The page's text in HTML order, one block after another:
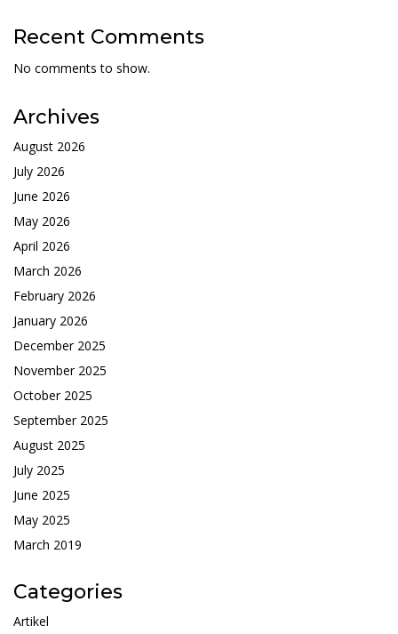
Recent Comments
No comments to show.
Archives
August 2026
July 2026
June 2026
May 2026
April 2026
March 2026
February 2026
January 2026
December 2025
November 2025
October 2025
September 2025
August 2025
July 2025
June 2025
May 2025
March 2019
Categories
Artikel